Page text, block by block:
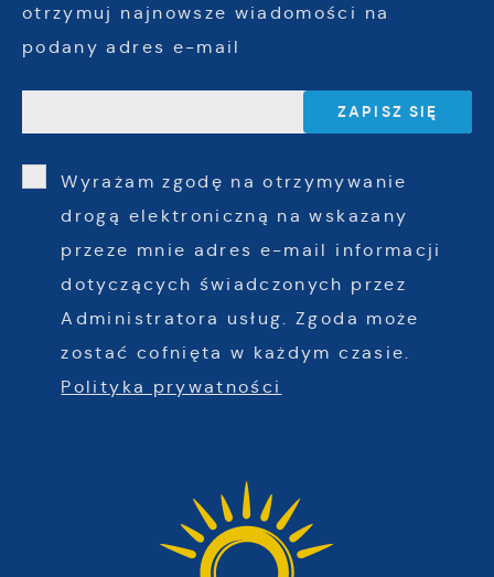
otrzymuj najnowsze wiadomości na
podany adres e-mail
Wyrażam zgodę na otrzymywanie
drogą elektroniczną na wskazany
przeze mnie adres e-mail informacji
dotyczących świadczonych przez
Administratora usług. Zgoda może
zostać cofnięta w każdym czasie.
Polityka prywatności